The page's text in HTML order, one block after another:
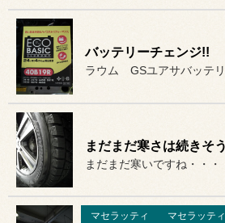
バッテリーチェンジ!!
マセラッティ マセラッティ